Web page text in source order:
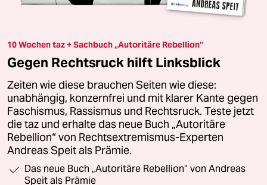
10 Wochen taz + Sachbuch „Autoritäre Rebellion“
Gegen Rechtsruck hilft Linksblick
Zeiten wie diese brauchen Seiten wie diese:
unabhängig, konzernfrei und mit klarer Kante gegen
Faschismus, Rassismus und Rechtsruck. Teste jetzt
die taz und erhalte das neue Buch „Autoritäre
Rebellion“ von Rechtsextremismus-Experten
Andreas Speit als Prämie.
Das neue Buch „Autoritäre Rebellion“ von Andreas
Speit als Prämie